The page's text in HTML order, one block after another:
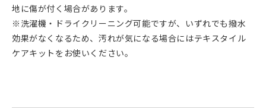
地に傷が付く場合があります。
※洗濯機・ドライクリーニング可能ですが、いずれでも撥水
効果がなくなるため、汚れが気になる場合にはテキスタイル
ケアキットをお使いください。